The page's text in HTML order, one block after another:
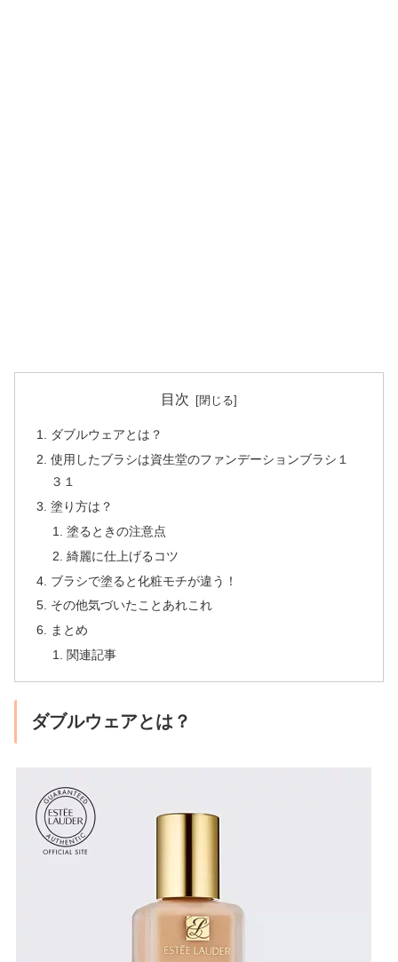
目次
ダブルウェアとは？
使用したブラシは資生堂のファンデーションブラシ１
３１
塗り方は？
塗るときの注意点
綺麗に仕上げるコツ
ブラシで塗ると化粧モチが違う！
その他気づいたことあれこれ
まとめ
関連記事
ダブルウェアとは？